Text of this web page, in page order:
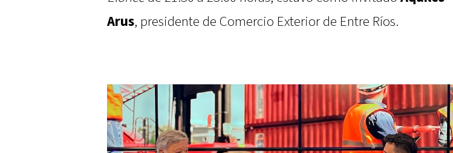
Arus, presidente de Comercio Exterior de Entre Ríos.